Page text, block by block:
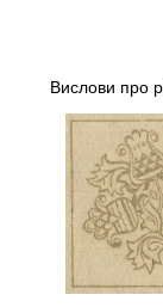
Вислови про